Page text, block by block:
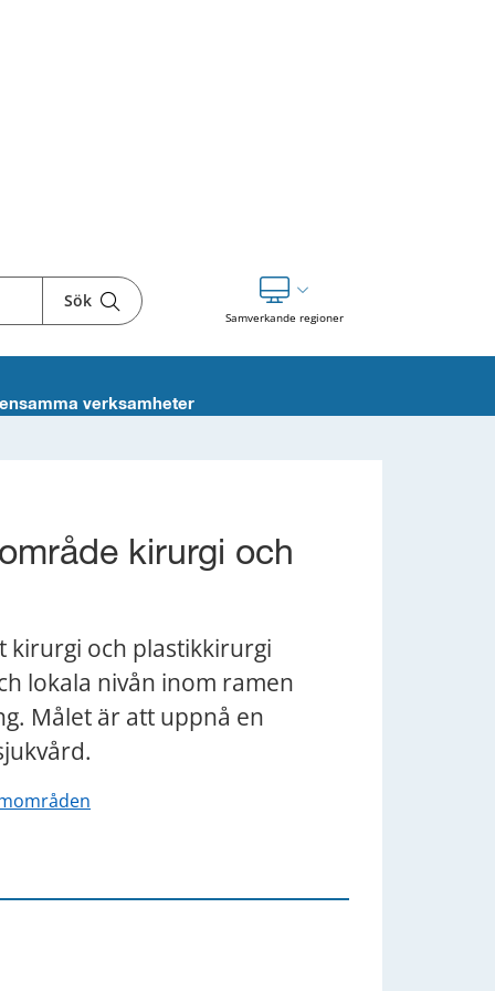
Sök
Samverkande regionerVisa våra andra webbplatser
verksamheter
kirurgi och
kirurgi och plastikkirurgi
lokala nivån inom ramen
Målet är att uppnå en